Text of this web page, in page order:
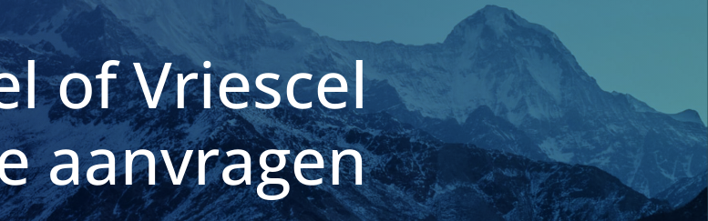
of Vriescel
aanvragen